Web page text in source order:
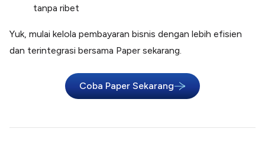
tanpa ribet
Yuk, mulai kelola pembayaran bisnis dengan lebih efisien
dan terintegrasi bersama Paper sekarang.
Coba Paper Sekarang